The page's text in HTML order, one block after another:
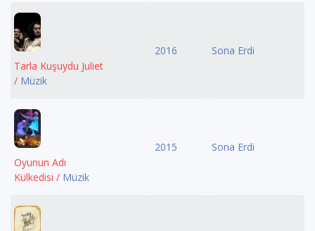
Tarla Kuşuydu Juliet
/ Müzik
2016 Sona Erdi
Oyunun Adı
Külkedisi / Müzik
2015 Sona Erdi